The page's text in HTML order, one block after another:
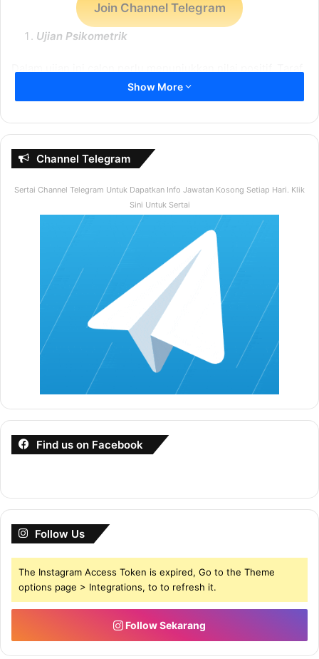
Join Channel Telegram
Ujian Psikometrik
penilaian adalah adalah SKEMA “nilaian positif” yang telah
ditetapkan. Setiap jawapan ada “SKOR” tersendiri dan pada
akhirnya calon ditapis daripada mereka yang mempunyai
ujian ini adalah; “Tonjolkan nilai positif, sembunyikan
Perkongsian Dari SPA
Contoh Soalan Ujian Psikometrik
Pembantu Operasi N11 ??
Masa Yang Dicadangkan
KUIZ UJIAN PSIKOMETRIK
Percuma
Show More
Channel Telegram
Sertai Channel Telegram Untuk Dapatkan Info Jawatan Kosong Setiap Hari. Klik
Sini Untuk Sertai
Find us on Facebook
Follow Us
The Instagram Access Token is expired, Go to the Theme
options page > Integrations, to to refresh it.
Follow Sekarang